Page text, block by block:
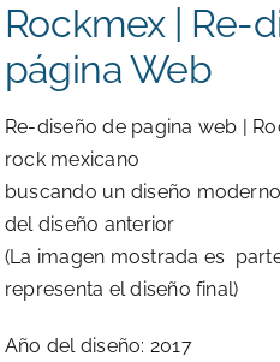
Rockmex | Re-
página Web
Re-diseño de pagina web |
rock mexicano
buscando un diseño
del diseño anterior
(La imagen mostrada es
representa el diseño final)
Año del diseño: 2017